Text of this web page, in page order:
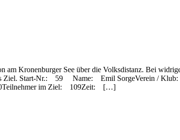
am Kronenburger See über die Volksdistanz. Bei
Ziel. Start-Nr.: 59 Name: Emil SorgeVerein /
im Ziel: 109Zeit: […]